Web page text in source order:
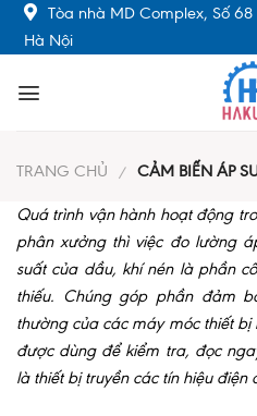
Skip
Tòa nhà MD Complex, Số
Hà Nội
TRANG CHỦ / CẢM BIẾN ÁP
Quá trình vận hành hoạt động
phân xưởng thì việc đo lường
suất của dầu, khí nén là phần
thiếu. Chúng góp phần đảm
thường của các máy móc thiết
được dùng để kiểm tra, đọc
là thiết bị truyền các tín hiệu